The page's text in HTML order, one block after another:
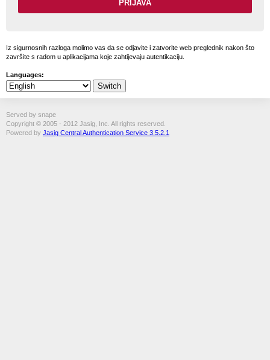
Iz sigurnosnih razloga molimo vas da se odjavite i zatvorite web preglednik nakon što
završite s radom u aplikacijama koje zahtijevaju autentikaciju.
Languages:
Served by snape
Copyright © 2005 - 2012 Jasig, Inc. All rights reserved.
Powered by Jasig Central Authentication Service 3.5.2.1